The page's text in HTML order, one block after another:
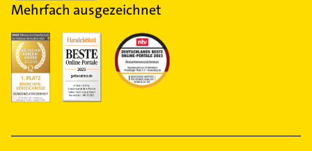
Mehrfach ausgezeichnet